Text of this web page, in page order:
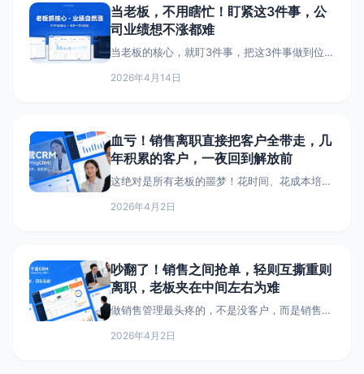
当老板，不用瞎忙！盯紧这3件事，公
司业绩想不涨都难
当老板的核心，就盯3件事，把这3件事做到位，
战中踩过坑、总结出来的经验，不管你是做B2B
2026年4月14日
血亏！销售离职直接把客户全带走，几
年积累的客户，一夜回到解放前
这绝对是所有老板的噩梦！花时间、花成本培养
走，有的甚至带着客户投奔竞品，几年积累的客
2026年4月2日
吵翻了！销售之间抢单，轻则互撕重则
离职，老板夹在中间左右为难
做销售管理最头疼的，不是没客户，而是销售之
互相拆台、抢报价，最后要么客户被搞跑，要么
2026年4月2日